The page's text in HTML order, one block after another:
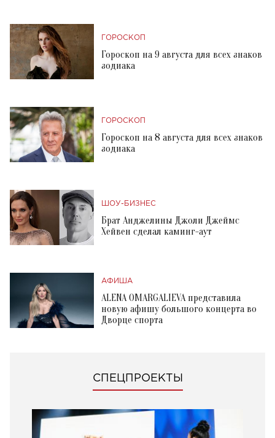
ГОРОСКОП
Гороскоп на 9 августа для всех знаков
зодиака
ГОРОСКОП
Гороскоп на 8 августа для всех знаков
зодиака
ШОУ-БИЗНЕС
Брат Анджелины Джоли Джеймс
Хейвен сделал каминг-аут
АФИША
ALENA OMARGALIEVA представила
новую афишу большого концерта во
Дворце спорта
СПЕЦПРОЕКТЫ